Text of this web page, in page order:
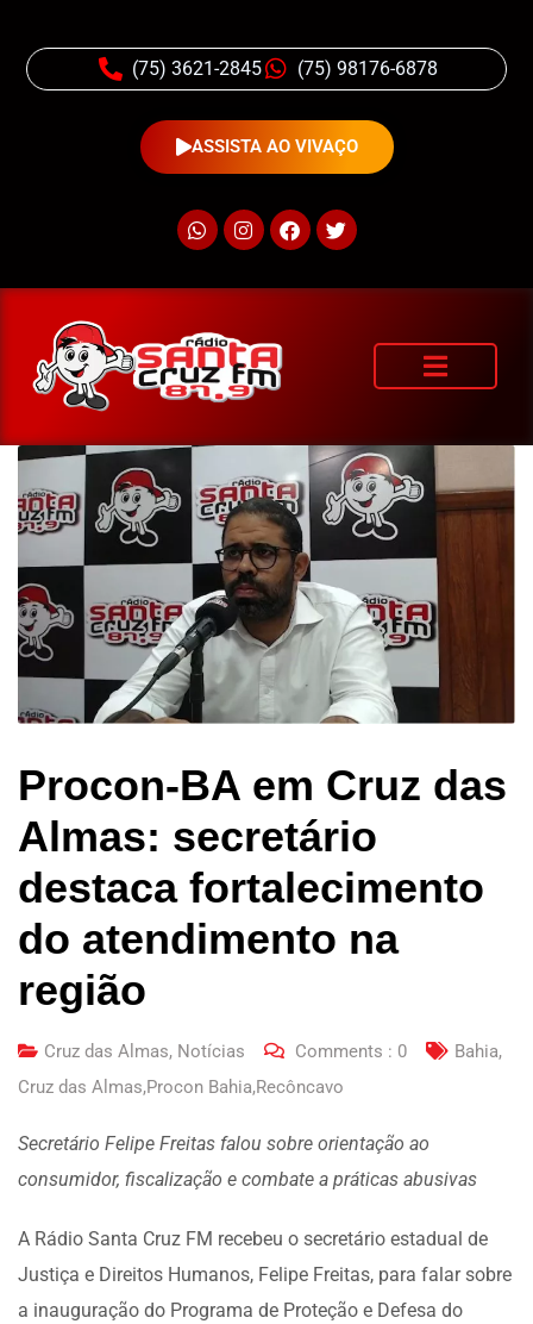
(75) 3621-2845 (75) 98176-6878
ASSISTA AO VIVAÇO
Procon-BA em Cruz das
Almas: secretário
destaca fortalecimento
do atendimento na
região
Cruz das Almas, Notícias Comments : 0 Bahia,
Cruz das Almas,Procon Bahia,Recôncavo
Secretário Felipe Freitas falou sobre orientação ao
consumidor, fiscalização e combate a práticas abusivas
A Rádio Santa Cruz FM recebeu o secretário estadual de
Justiça e Direitos Humanos, Felipe Freitas, para falar sobre
a inauguração do Programa de Proteção e Defesa do